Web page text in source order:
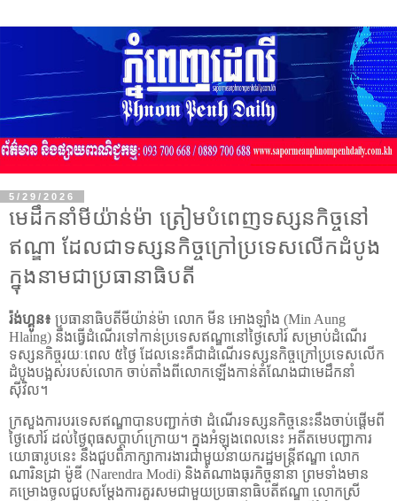
5/29/2026
មេដឹកនាំមីយ៉ាន់ម៉ា ត្រៀមបំពេញទស្សនកិច្ចនៅ
ឥណ្ឌា ដែលជាទស្សនកិច្ចក្រៅប្រទេសលើកដំបូង
ក្នុងនាមជាប្រធានាធិបតី
រ៉ង់ហ្គូន៖ ប្រធានាធិបតីមីយ៉ាន់ម៉ា លោក មីន អោងឡាំង (Min Aung
Hlaing) នឹងធ្វើដំណើរទៅកាន់ប្រទេសឥណ្ឌានៅថ្ងៃសៅរ៍ សម្រាប់ដំណើរ
ទស្សនកិច្ចរយៈពេល ៥ថ្ងៃ ដែលនេះគឺជាដំណើរទស្សនកិច្ចក្រៅប្រទេសលើក
ដំបូងបង្អស់របស់លោក ចាប់តាំងពីលោកឡើងកាន់តំណែងជាមេដឹកនាំ
ស៊ីវិល។
ក្រសួងការបរទេសឥណ្ឌាបានបញ្ជាក់ថា ដំណើរទស្សនកិច្ចនេះនឹងចាប់ផ្តើមពី
ថ្ងៃសៅរ៍ ដល់ថ្ងៃពុធសប្តាហ៍ក្រោយ។ ក្នុងអំឡុងពេលនេះ អតីតមេបញ្ជាការ
យោធារូបនេះ នឹងជួបពិភាក្សាការងារជាមួយនាយករដ្ឋមន្ត្រីឥណ្ឌា លោក
ណារិនដ្រា ម៉ូឌី (Narendra Modi) និងតំណាងធុរកិច្ចនានា ព្រមទាំងមាន
គម្រោងចូលជួបសម្តែងការគួរសមជាមួយប្រធានាធិបតីឥណ្ឌា លោកស្រី